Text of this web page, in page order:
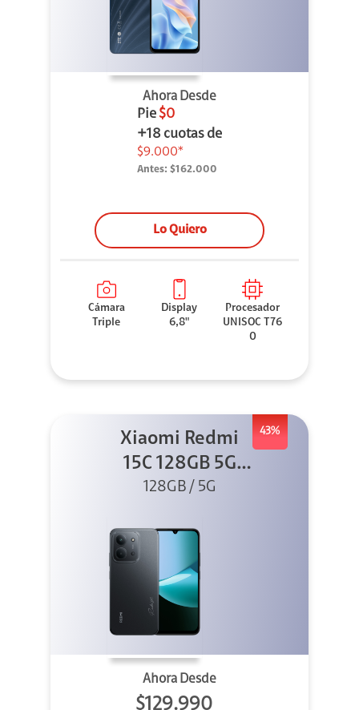
Ahora Desde
Pie $0
+18 cuotas de
$9.000*
Antes: $162.000
Lo Quiero
Cámara
Triple
Display
6,8"
Procesador
UNISOC T76
0
43%
Xiaomi Redmi
15C 128GB 5G
Negro
128GB / 5G
Ahora Desde
$129.990